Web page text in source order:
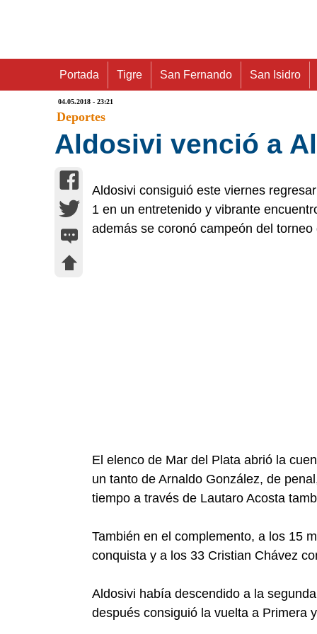
Portada Tigre San Fernando San Isidro
04.05.2018 - 23:21
Deportes
Aldosivi venció a
Aldosivi consiguió este viernes
1 en un entretenido y vibrante
además se coronó campeón del
El elenco de Mar del Plata abrió la
un tanto de Arnaldo González, de
tiempo a través de Lautaro Acosta
También en el complemento, a los 15
conquista y a los 33 Cristian Chávez
Aldosivi había descendido a la
después consiguió la vuelta a Primera